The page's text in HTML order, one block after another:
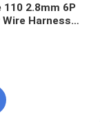
2.8mm 6P
Harness